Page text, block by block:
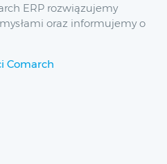
ERP rozwiązujemy
oraz informujemy o
Comarch